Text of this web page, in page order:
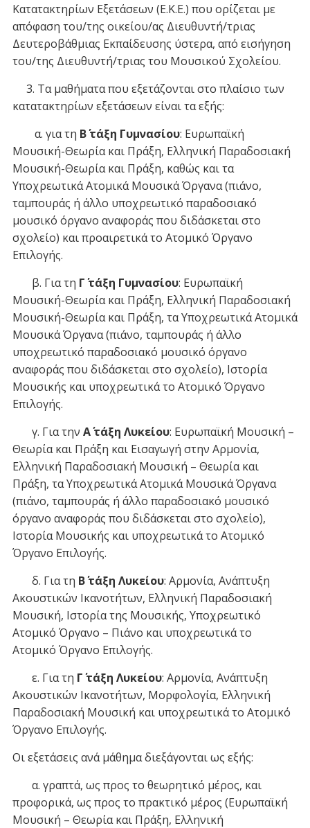
Κατατακτηρίων Εξετάσεων (Ε.Κ.Ε.) που ορίζεται με
απόφαση του/της οικείου/ας Διευθυντή/τριας
Δευτεροβάθμιας Εκπαίδευσης ύστερα, από εισήγηση
του/της Διευθυντή/τριας του Μουσικού Σχολείου.
3. Τα μαθήματα που εξετάζονται στο πλαίσιο των
κατατακτηρίων εξετάσεων είναι τα εξής:
α. για τη Β΄ τάξη Γυμνασίου: Ευρωπαϊκή
Μουσική-Θεωρία και Πράξη, Ελληνική Παραδοσιακή
Μουσική-Θεωρία και Πράξη, καθώς και τα
Υποχρεωτικά Ατομικά Μουσικά Όργανα (πιάνο,
ταμπουράς ή άλλο υποχρεωτικό παραδοσιακό
μουσικό όργανο αναφοράς που διδάσκεται στο
σχολείο) και προαιρετικά το Ατομικό Όργανο
Επιλογής.
β. Για τη Γ΄ τάξη Γυμνασίου: Ευρωπαϊκή
Μουσική-Θεωρία και Πράξη, Ελληνική Παραδοσιακή
Μουσική-Θεωρία και Πράξη, τα Υποχρεωτικά Ατομικά
Μουσικά Όργανα (πιάνο, ταμπουράς ή άλλο
υποχρεωτικό παραδοσιακό μουσικό όργανο
αναφοράς που διδάσκεται στο σχολείο), Ιστορία
Μουσικής και υποχρεωτικά το Ατομικό Όργανο
Επιλογής.
γ. Για την Α΄ τάξη Λυκείου: Ευρωπαϊκή Μουσική –
Θεωρία και Πράξη και Εισαγωγή στην Αρμονία,
Ελληνική Παραδοσιακή Μουσική – Θεωρία και
Πράξη, τα Υποχρεωτικά Ατομικά Μουσικά Όργανα
(πιάνο, ταμπουράς ή άλλο παραδοσιακό μουσικό
όργανο αναφοράς που διδάσκεται στο σχολείο),
Ιστορία Μουσικής και υποχρεωτικά το Ατομικό
Όργανο Επιλογής.
δ. Για τη Β΄ τάξη Λυκείου: Αρμονία, Ανάπτυξη
Ακουστικών Ικανοτήτων, Ελληνική Παραδοσιακή
Μουσική, Ιστορία της Μουσικής, Υποχρεωτικό
Ατομικό Όργανο – Πιάνο και υποχρεωτικά το
Ατομικό Όργανο Επιλογής.
ε. Για τη Γ΄ τάξη Λυκείου: Αρμονία, Ανάπτυξη
Ακουστικών Ικανοτήτων, Μορφολογία, Ελληνική
Παραδοσιακή Μουσική και υποχρεωτικά το Ατομικό
Όργανο Επιλογής.
Οι εξετάσεις ανά μάθημα διεξάγονται ως εξής:
α. γραπτά, ως προς το θεωρητικό μέρος, και
προφορικά, ως προς το πρακτικό μέρος (Ευρωπαϊκή
Μουσική – Θεωρία και Πράξη, Ελληνική